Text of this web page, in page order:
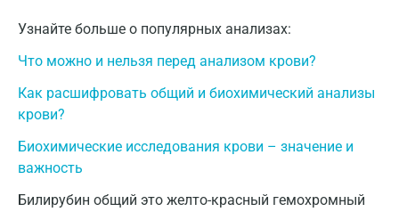
Узнайте больше о популярных анализах:
Что можно и нельзя перед анализом крови?
Как расшифровать общий и биохимический анализы
крови?
Биохимические исследования крови – значение и
важность
Билирубин общий это желто-красный гемохромный
Великий Новгород
Видное
Владимир
Волжский
Вологда